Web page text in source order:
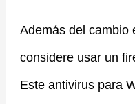
Además del cambio
considere usar un
Este antivirus para